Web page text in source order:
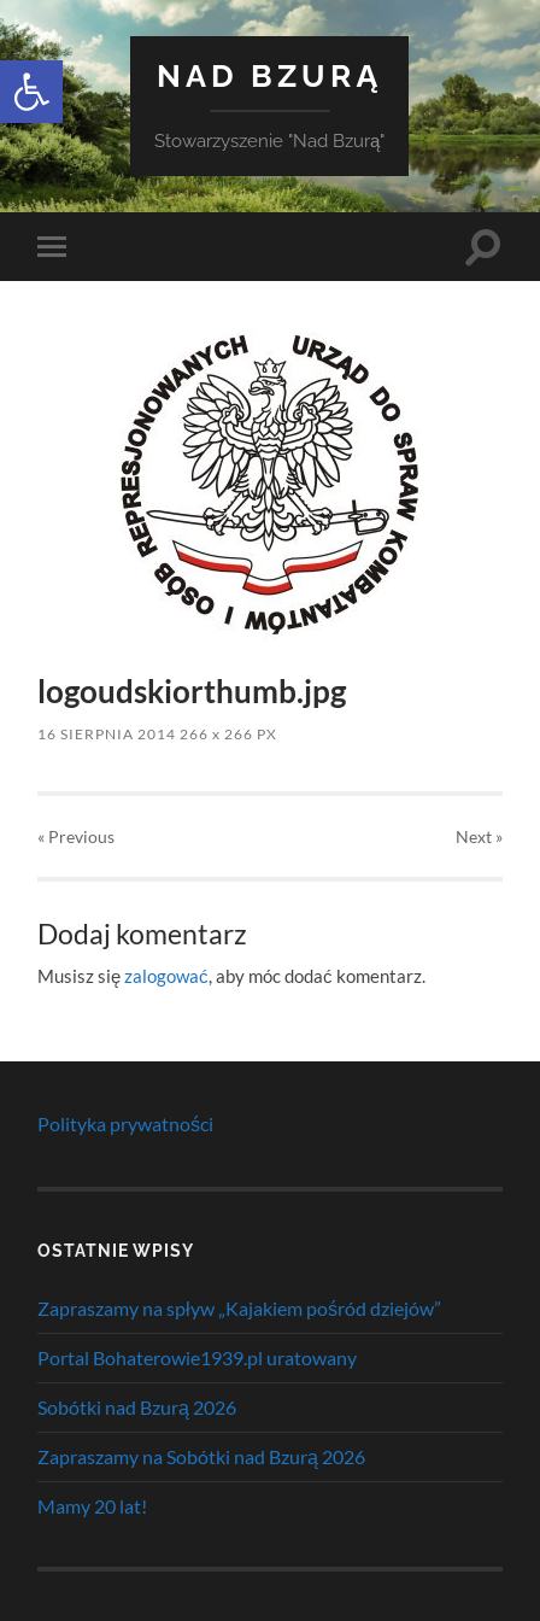
Otwórz pasek narzędzi
NAD BZURĄ
Stowarzyszenie "Nad Bzurą"
Toggle
mobile
Toggle
logoudskiorthumb.jpg
16 SIERPNIA 2014 266x 266 PX
« Previous Next»
Dodaj komentarz
Musisz sięzalogować , aby móc dodać komentarz.
Polityka prywatności
OSTATNIE WPISY
Zapraszamy na spływ „Kajakiem pośród dziejów”
Portal Bohaterowie1939.pl uratowany
Sobótki nad Bzurą 2026
Zapraszamy na Sobótki nad Bzurą 2026
Mamy 20 lat!